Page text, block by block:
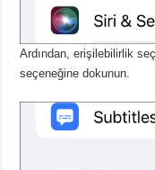
Ardından, erişilebilirlik
seçeneğine dokunun.